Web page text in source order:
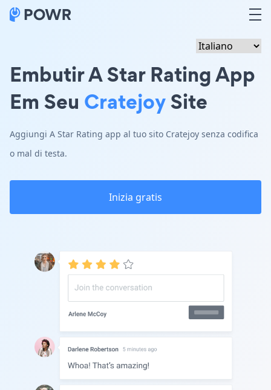
Embutir A Star Rating App
Em Seu CratejoySite
Aggiungi A Star Rating app al tuo sito Cratejoy senza codifica
o mal di testa.
Inizia gratis